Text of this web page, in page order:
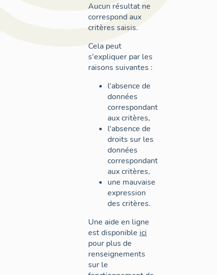
Aucun résultat ne
correspond aux
critères saisis.
Cela peut
s'expliquer par les
raisons suivantes :
l'absence de
données
correspondant
aux critères,
l'absence de
droits sur les
données
correspondant
aux critères,
une mauvaise
expression
des critères.
Une aide en ligne
est disponible ici
pour plus de
renseignements
sur le